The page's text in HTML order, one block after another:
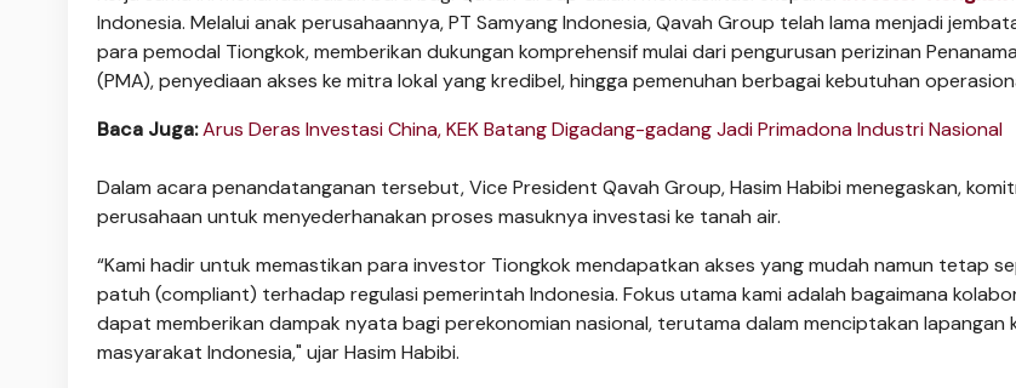
Indonesia. Melalui anak perusahaannya, PT Samyang Indonesia, Qavah Group telah lama menjadi
para pemodal Tiongkok, memberikan dukungan komprehensif mulai dari pengurusan perizinan
(PMA), penyediaan akses ke mitra lokal yang kredibel, hingga pemenuhan berbagai kebutuhan
Baca Juga:Arus Deras Investasi China, KEK Batang Digadang-gadang Jadi Primadona Industri Nasional
Dalam acara penandatanganan tersebut, Vice President Qavah Group, Hasim Habibi menegaskan,
perusahaan untuk menyederhanakan proses masuknya investasi ke tanah air.
“Kami hadir untuk memastikan para investor Tiongkok mendapatkan akses yang mudah namun tetap
patuh (compliant) terhadap regulasi pemerintah Indonesia. Fokus utama kami adalah bagaimana
dapat memberikan dampak nyata bagi perekonomian nasional, terutama dalam menciptakan lapangan
masyarakat Indonesia," ujar Hasim Habibi.